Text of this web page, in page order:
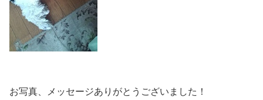
お写真、メッセージありがとうございました！